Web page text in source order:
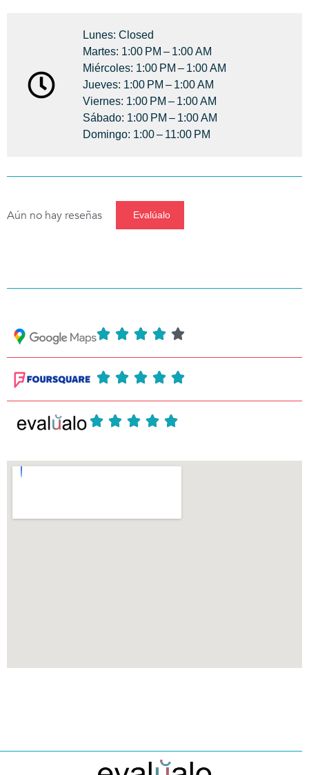
Lunes: Closed
Martes: 1:00 PM – 1:00 AM
Miércoles: 1:00 PM – 1:00 AM
Jueves: 1:00 PM – 1:00 AM
Viernes: 1:00 PM – 1:00 AM
Sábado: 1:00 PM – 1:00 AM
Domingo: 1:00 – 11:00 PM
Aún no hay reseñas Evalúalo